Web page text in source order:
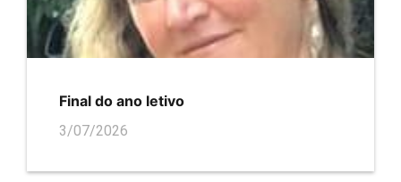
Final do ano letivo
3/07/2026